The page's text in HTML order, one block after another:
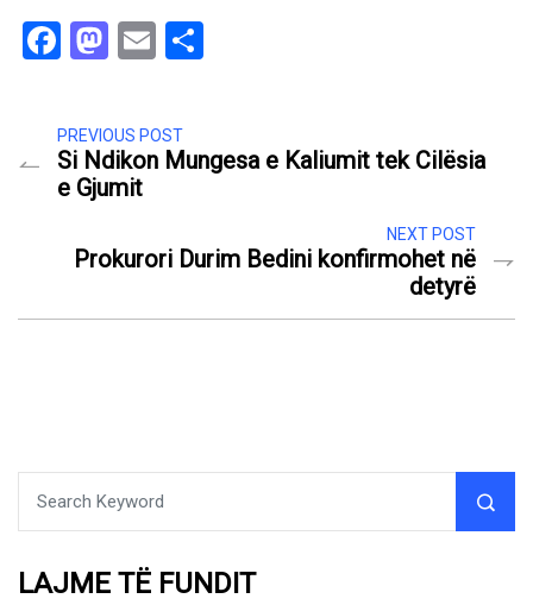
Facebook
Mastodon
Email
PREVIOUS POST
Si Ndikon Mungesa e Kaliumit tek Cilësia
e Gjumit
NEXT POST
Prokurori Durim Bedini konfirmohet në
detyrë
LAJME TË FUNDIT